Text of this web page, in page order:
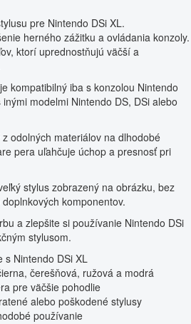
pre Nintendo DSi XL.
herného zážitku a ovládania konzoly.
ktorí uprednostňujú väčší a
kompatibilný iba s konzolou Nintendo
modelmi Nintendo DS, DSi alebo
odolných materiálov na dlhodobé
pera uľahčuje úchop a presnosť pri
stylus zobrazený na obrázku, bez
komponentov.
a zlepšite si používanie Nintendo DSi
stylusom.
s Nintendo DSi XL
čerešňová, ružová a modrá
pre väčšie pohodlie
alebo poškodené stylusy
používanie